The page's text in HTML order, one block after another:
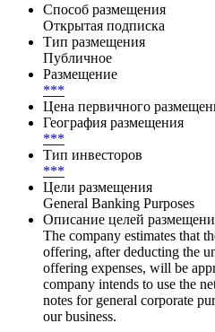
Способ размещения
Открытая подписка
Тип размещения
Публичное
Размещение
***
Цена первичного
География размещения
***
Тип инвесторов
***
Цели размещения
General Banking Purposes
Описание целей
The company estimates that
offering, after deducting the
offering expenses, will be
company intends to use the
notes for general corporate
our business.